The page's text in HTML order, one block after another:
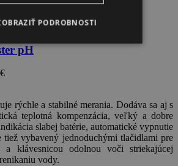
pH
rýchle a stabilné merania. Dodáva sa aj s
teplotná kompenzácia, veľký a dobre
slabej batérie, automatické vypnutie
tiež vybavený jednoduchými tlačidlami pre
a klávesnicou odolnou voči striekajúcej
vody.
PODROBNOSTI